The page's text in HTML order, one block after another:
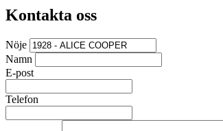
Kontakta oss
Nöje
Namn
E-post
Telefon